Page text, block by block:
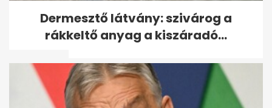
Választás 2026: megjöttek a
18.30 órás adatok - megdőlt
a...
Dermesztő látvány: szivárog a
rákkeltő anyag a kiszáradó...